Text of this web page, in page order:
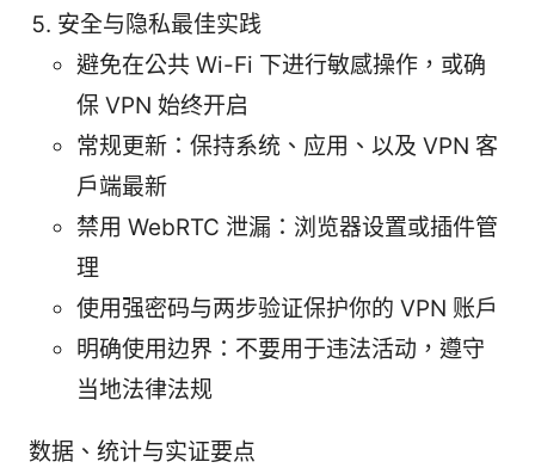
安全与隐私最佳实践
避免在公共 Wi-Fi 下进行敏感操作，或确
保 VPN 始终开启
常规更新：保持系统、应用、以及 VPN 客
户端最新
禁用 WebRTC 泄漏：浏览器设置或插件管
理
使用强密码与两步验证保护你的 VPN 账户
明确使用边界：不要用于违法活动，遵守
当地法律法规
数据、统计与实证要点